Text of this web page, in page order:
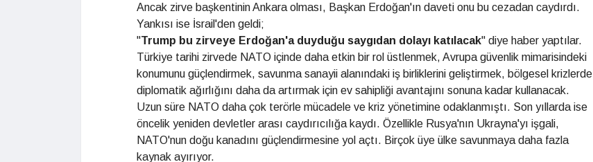
Ancak zirve başkentinin Ankara olması, Başkan Erdoğan'ın daveti onu bu cezadan caydırdı.
Yankısı ise İsrail'den geldi;
"Trump bu zirveye Erdoğan'a duyduğu saygıdan dolayı katılacak" diye haber yaptılar.
Türkiye tarihi zirvede NATO içinde daha etkin bir rol üstlenmek, Avrupa güvenlik mimarisindeki
konumunu güçlendirmek, savunma sanayii alanındaki iş birliklerini geliştirmek, bölgesel krizlerde
diplomatik ağırlığını daha da artırmak için ev sahipliği avantajını sonuna kadar kullanacak.
Uzun süre NATO daha çok terörle mücadele ve kriz yönetimine odaklanmıştı. Son yıllarda ise
öncelik yeniden devletler arası caydırıcılığa kaydı. Özellikle Rusya'nın Ukrayna'yı işgali,
NATO'nun doğu kanadını güçlendirmesine yol açtı. Birçok üye ülke savunmaya daha fazla
kaynak ayırıyor.